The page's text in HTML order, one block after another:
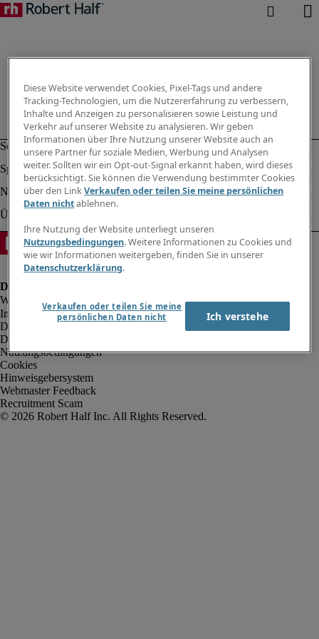
Impressum
Datenschutz
Datenschutz Arbeitnehmer/Zeitarbeitskräfte
Nutzungsbedingungen
Cookies
Hinweisgebersystem
Webmaster Feedback
Recruitment Scam
Diese Website verwendet Cookies, Pixel-Tags und andere
Tracking-Technologien, um die Nutzererfahrung zu verbessern,
Inhalte und Anzeigen zu personalisieren sowie Leistung und
Verkehr auf unserer Website zu analysieren. Wir geben
Informationen über Ihre Nutzung unserer Website auch an
unsere Partner für soziale Medien, Werbung und Analysen
weiter. Sollten wir ein Opt-out-Signal erkannt haben, wird dieses
berücksichtigt. Sie können die Verwendung bestimmter Cookies
über den LinkVerkaufen oder teilen Sie meine persönlichen
Daten nichtablehnen.
Ihre Nutzung der Website unterliegt unseren
Nutzungsbedingungen. Weitere Informationen zu Cookies und
wie wir Informationen weitergeben, finden Sie in unserer
Datenschutzerklärung.
Verkaufen oder teilen Sie meine
persönlichen Daten nicht
Ich verstehe